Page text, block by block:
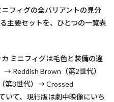
フィグの全バリアントの見分
主要セットを、ひとつの一覧表
ミニフィグは毛色と装備の違
Reddish Brown（第2世代）
第3世代）→ Crossed
いて、現行版は劇中映像にいち